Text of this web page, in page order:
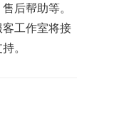
后帮助等。
工作室将接
。